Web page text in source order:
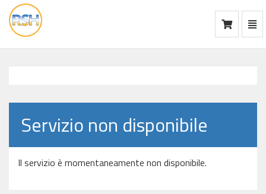
vai
alla
Servizio non disponibile
Il servizio è momentaneamente non disponibile.